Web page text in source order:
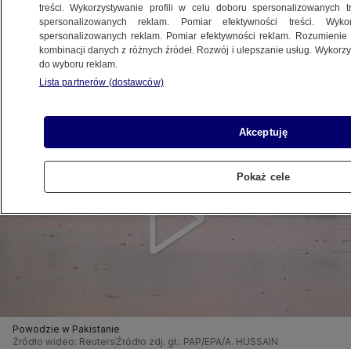
Julia Zalewska-Biziuk
31.08.2025, 18:06
Powodzie w Pakistanie
Źródło wideo: Reuters Źródło zdj. gł.: PAP/EPA/A. HUSSAIN
treści. Wykorzystywanie profili w celu doboru spersonalizowanych
spersonalizowanych reklam. Pomiar efektywności treści.
spersonalizowanych reklam. Pomiar efektywności reklam.
kombinacji danych z różnych źródeł. Rozwój i ulepszanie usług.
do wyboru reklam.
Lista partnerów (dostawców)
Akceptuję
Pokaż cele